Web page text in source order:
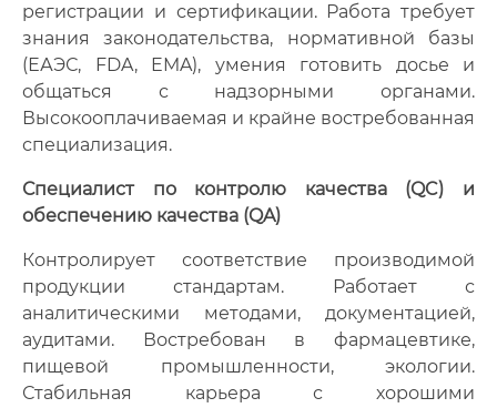
регистрации и сертификации. Работа требует
знания законодательства, нормативной базы
(ЕАЭС, FDA, EMA), умения готовить досье и
общаться с надзорными органами.
Высокооплачиваемая и крайне востребованная
специализация.
Специалист по контролю качества (QC) и
обеспечению качества (QA)
Контролирует соответствие производимой
продукции стандартам. Работает с
аналитическими методами, документацией,
аудитами. Востребован в фармацевтике,
пищевой промышленности, экологии.
Стабильная карьера с хорошими